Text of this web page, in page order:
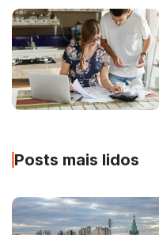
Posts mais lidos